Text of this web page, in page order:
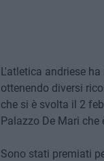
L'atletica andriese
ottenendo diversi
che si è svolta il 2
Palazzo De Mari che
Sono stati premiati